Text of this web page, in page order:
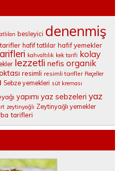
besleyici denenmiş
hafif tatlılar hafif yemekler
kahvaltılık kek tarifi kolay
lezzetli nefis organik
resimli resimli tarifler Reçeller
Sebze yemekleri süt kreması
yapımı yaz sebzeleri yaz
zeytinyağlı Zeytinyağlı yemekler
tarifleri